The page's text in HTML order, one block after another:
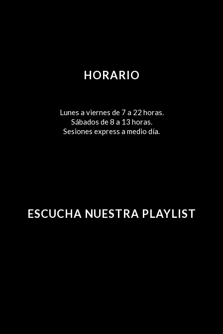
HORARIO
Lunes a viernes de 7 a 22 horas.
Sábados de 8 a 13 horas.
Sesiones express a medio día.
ESCUCHA NUESTRA PLAYLIST